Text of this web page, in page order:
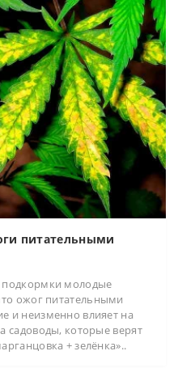
питательными
подкормки молодые
ожог питательными
и неизменно влияет на
садоводы, которые верят
+ зелёнка»..